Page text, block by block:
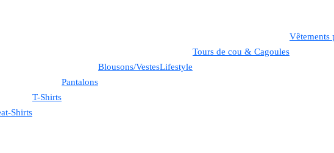
Vêtements
Tours de cou & Cagoules
Lifestyle
Blousons/Vestes
Pantalons
T-Shirts
Shirts